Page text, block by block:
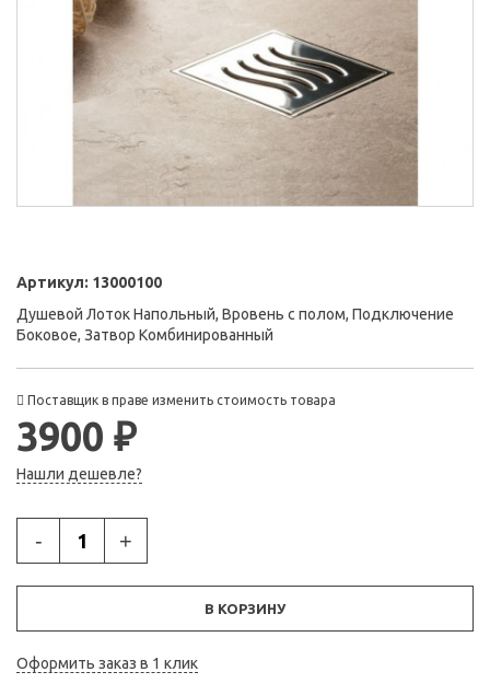
Артикул: 13000100
Душевой Лоток Напольный, Вровень с полом, Подключение
Боковое, Затвор Комбинированный
Поставщик в праве изменить стоимость товара
3900 ₽
Нашли дешевле?
- +
В КОРЗИНУ
Оформить заказ в 1 клик